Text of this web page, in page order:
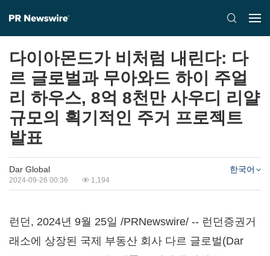
다이아몬드가 비처럼 내린다: 다
르 글로벌과 무아와드 하이 주얼
리 하우스, 8억 8천만 사우디 리얄
규모의 획기적인 주거 프로젝트
발표
Dar Global
2024-09-26 00:36 1,194
한국어
런던, 2024년 9월 25일 /PRNewswire/ -- 런던증권거
래소에 상장된 국제 부동산 회사 다르 글로벌(Dar